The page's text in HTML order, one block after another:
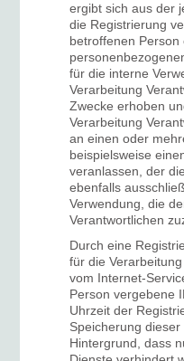
ergibt sich aus der
die Registrierung
betroffenen Person
für die interne
Verarbeitung
Zwecke erhoben
Verarbeitung
an einen oder
beispielsweise
veranlassen, der
ebenfalls
Verwendung, die
Verantwortlichen
Durch eine
für die
vom Internet-
Person vergebene
Uhrzeit der
Speicherung
Hintergrund, dass